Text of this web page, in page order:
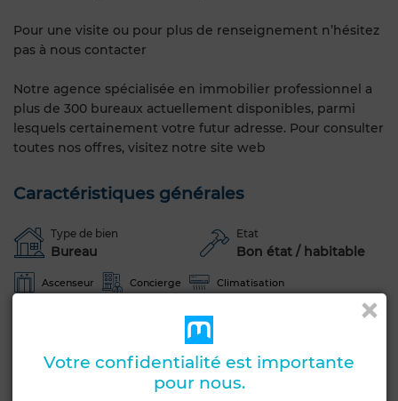
Pour une visite ou pour plus de renseignement n’hésitez
pas à nous contacter
Notre agence spécialisée en immobilier professionnel a
plus de 300 bureaux actuellement disponibles, parmi
lesquels certainement votre futur adresse. Pour consulter
toutes nos offres, visitez notre site web
Caractéristiques générales
Type de bien
Bureau
Etat
Bon état / habitable
Ascenseur Concierge Climatisation
Votre confidentialité est importante
pour nous.